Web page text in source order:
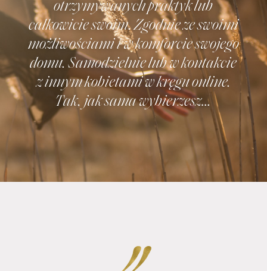
otrzymywanych praktyk lub
całkowicie swoim. Zgodnie ze swoimi
możliwościami i w komforcie swojego
domu. Samodzielnie lub w kontakcie
z innym kobietami w kręgu online.
Tak, jak sama wybierzesz…